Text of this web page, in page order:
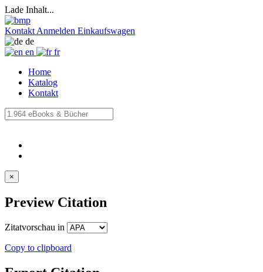
Lade Inhalt...
Kontakt Anmelden Einkaufswagen
de
en
fr
Home
Katalog
Kontakt
×
Preview Citation
Zitatvorschau in
Copy to clipboard